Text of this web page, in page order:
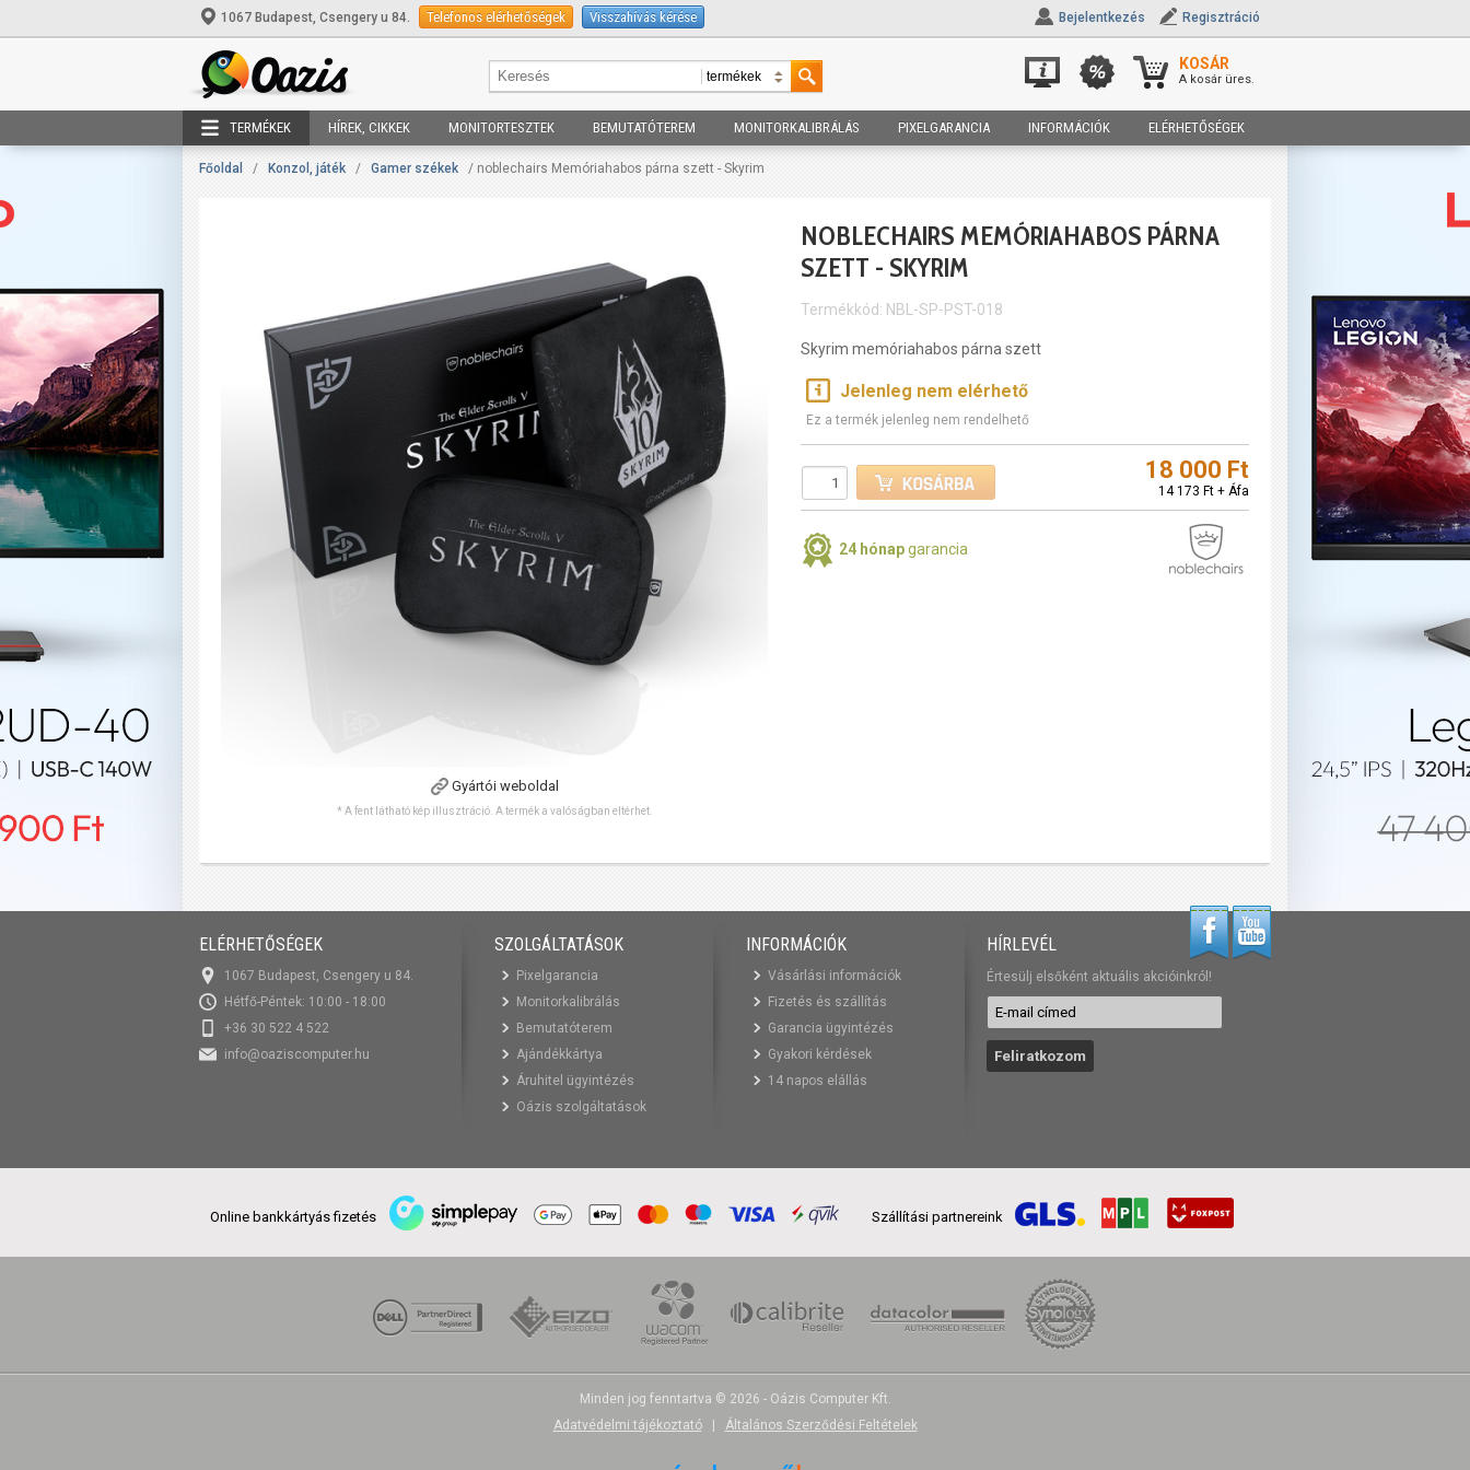
1067 Budapest, Csengery u 84. Telefonos elérhetőségek Visszahívás kérése Bejelentkezés Regisztráció
KOSÁR
A kosár üres.
TERMÉKEK HÍREK, CIKKEK MONITORTESZTEK BEMUTATÓTEREM MONITORKALIBRÁLÁS PIXELGARANCIA INFORMÁCIÓK ELÉRHETŐSÉGEK
Főoldal / Konzol, játék / Gamer székek / noblechairs Memóriahabos párna szett - Skyrim
Gyártói weboldal
* A fent látható kép illusztráció. A termék a valóságban eltérhet.
NOBLECHAIRS MEMÓRIAHABOS PÁRNA
SZETT - SKYRIM
Termékkód: NBL-SP-PST-018
Skyrim memóriahabos párna szett
Jelenleg nem elérhető
Ez a termék jelenleg nem rendelhető
18 000 Ft
14 173 Ft + Áfa
24 hónapgarancia
ELÉRHETŐSÉGEK
1067 Budapest, Csengery u 84.
Hétfő-Péntek: 10:00 - 18:00
+36 30 522 4 522
info@oaziscomputer.hu
SZOLGÁLTATÁSOK
Pixelgarancia
Monitorkalibrálás
Bemutatóterem
Ajándékkártya
Áruhitel ügyintézés
Oázis szolgáltatások
INFORMÁCIÓK
Vásárlási információk
Fizetés és szállítás
Garancia ügyintézés
Gyakori kérdések
14 napos elállás
HÍRLEVÉL
Értesülj elsőként aktuális akcióinkról!
Online bankkártyás fizetés Szállítási partnereink
Minden jog fenntartva © 2026 - Oázis Computer Kft.
Adatvédelmi tájékoztató
Általános Szerződési Feltételek